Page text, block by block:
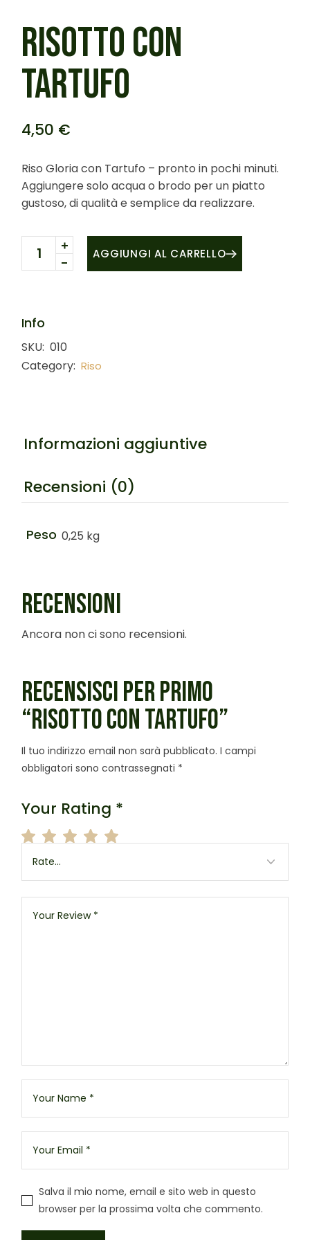
RISOTTO CON
TARTUFO
4,50 €
Riso Gloria con Tartufo – pronto in pochi minuti.
Aggiungere solo acqua o brodo per un piatto
gustoso, di qualità e semplice da realizzare.
Risotto con Tartufo quantity
AGGIUNGI AL CARRELLO
Info
SKU: 010
Category: Riso
Informazioni aggiuntive
Recensioni (0)
Peso 0,25 kg
RECENSIONI
Ancora non ci sono recensioni.
RECENSISCI PER PRIMO
“RISOTTO CON TARTUFO”
Il tuo indirizzo email non sarà pubblicato. I campi
obbligatori sono contrassegnati *
Your Rating *
Salva il mio nome, email e sito web in questo
browser per la prossima volta che commento.